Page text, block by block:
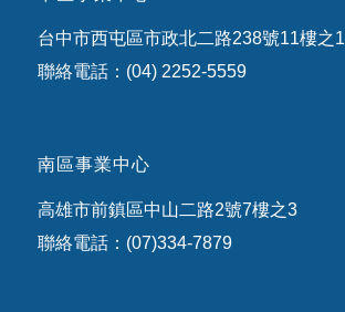
台中市西屯區市政北二路238號11樓之1
聯絡電話：(04) 2252-5559
南區事業中心
高雄市前鎮區中山二路2號7樓之3
聯絡電話：(07)334-7879